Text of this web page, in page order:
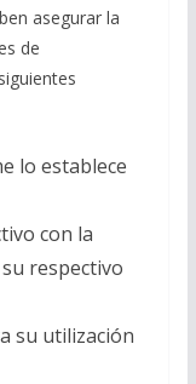
asegurar la
de
lo establece
con la
respectivo
su utilización